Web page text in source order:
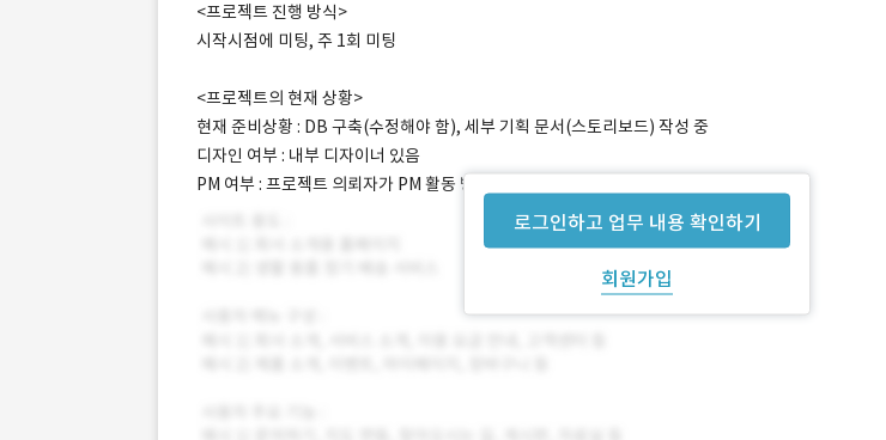
로그인하고 업무 내용 확인하기
회원가입
<프로젝트 진행 방식>
시작시점에 미팅, 주 1회 미팅
<프로젝트의 현재 상황>
현재 준비상황 : DB 구축(수정해야 함), 세부 기획 문서(스토리보드) 작성 중
디자인 여부 : 내부 디자이너 있음
PM 여부 : 프로젝트 의뢰자가 PM 활동 병행